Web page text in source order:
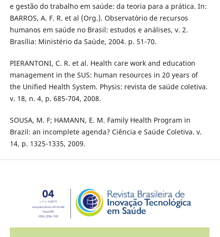
e gestão do trabalho em saúde: da teoria para a prática. In:
BARROS, A. F. R. et al (Org.). Observatório de recursos
humanos em saúde no Brasil: estudos e análises, v. 2.
Brasília: Ministério da Saúde, 2004. p. 51-70.
PIERANTONI, C. R. et al. Health care work and education
management in the SUS: human resources in 20 years of
the Unified Health System. Physis: revista de saúde coletiva.
v. 18, n. 4, p. 685-704, 2008.
SOUSA, M. F; HAMANN, E. M. Family Health Program in
Brazil: an incomplete agenda? Ciência e Saúde Coletiva. v.
14, p. 1325-1335, 2009.